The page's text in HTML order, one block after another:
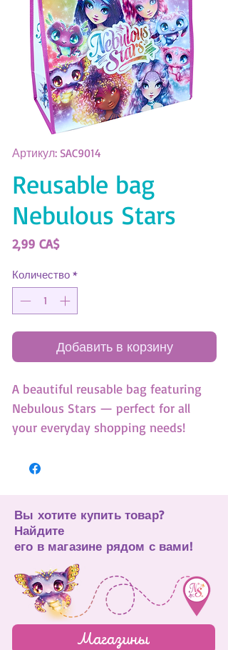
Артикул: SAC9014
Reusable bag
Nebulous Stars
2,99 CA$Цена
Количество *
Добавить в корзину
A beautiful reusable bag featuring
Nebulous Stars — perfect for all
your everyday shopping needs!
Вы хотите купить товар?
Найдите
его в магазине рядом с вами!
Магазины